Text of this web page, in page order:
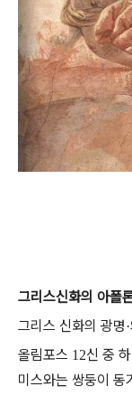
그리스신화의 아폴
그리스 신화의 광명·
올림포스 12신 중
미스와는 쌍둥이 동